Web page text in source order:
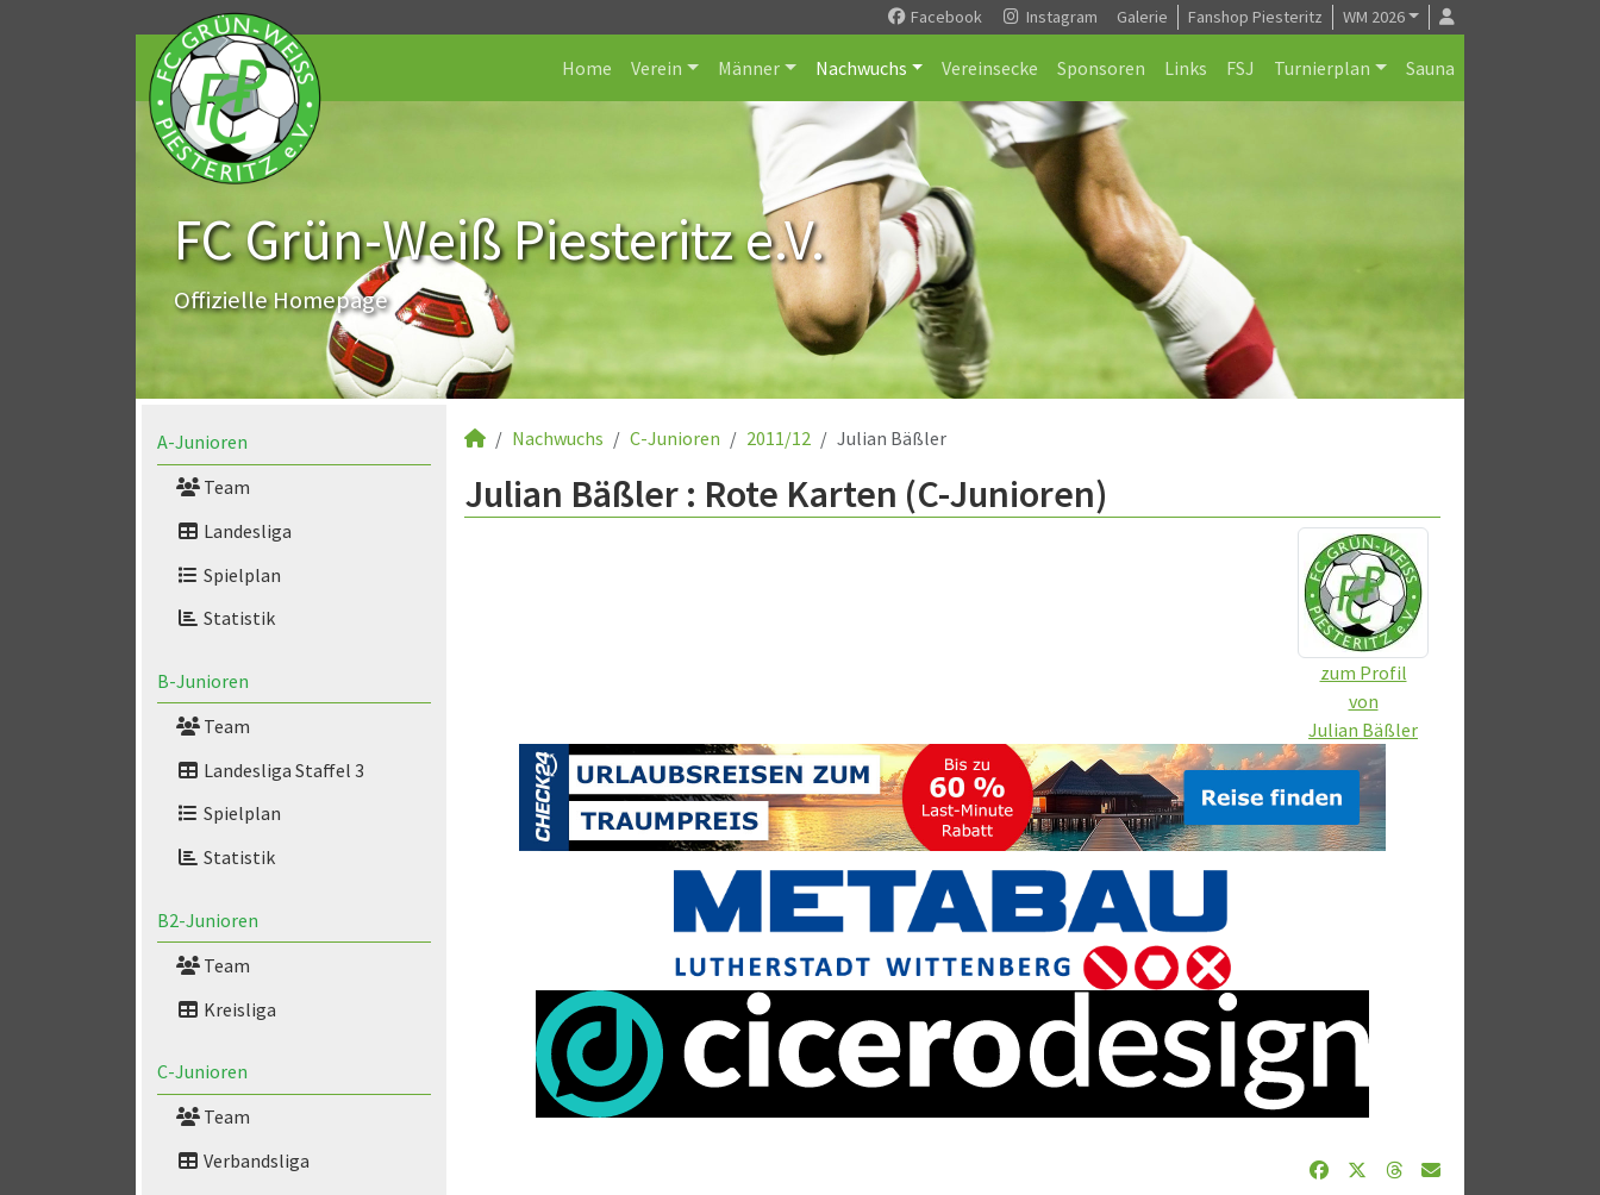
Facebook Instagram Galerie Fanshop Piesteritz WM 2026
Home Verein Männer Nachwuchs Vereinsecke Sponsoren Links FSJ Turnierplan Sauna
FC Grün-Weiß Piesteritz e.V.
Offizielle Homepage
A-Junioren
Team
Landesliga
Spielplan
Statistik
B-Junioren
Team
Landesliga Staffel 3
Spielplan
Statistik
B2-Junioren
Team
Kreisliga
C-Junioren
Team
Verbandsliga
Nachwuchs C-Junioren 2011/12 Julian Bäßler
Julian Bäßler : Rote Karten (C-Junioren)
zum Profil
von
Julian Bäßler